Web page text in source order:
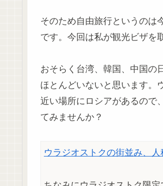
そのため自由旅行というのは
です。今回は私が観光ビザを
おそらく台湾、韓国、中国の
ほとんどいないと思います。
近い場所にロシアがあるので
てみませんか？
ウラジオストクの街並み、